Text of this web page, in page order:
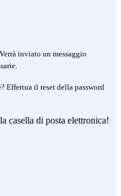
Verrà inviato un messaggio
Effettua il reset della password
casella di posta elettronica!